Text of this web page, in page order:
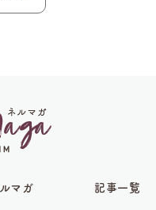
マガ 記事一覧